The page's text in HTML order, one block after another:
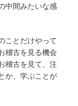
中間みたいな感
ことだけやって
稽古を見る機会
稽古を見て、注
か、学ぶことが